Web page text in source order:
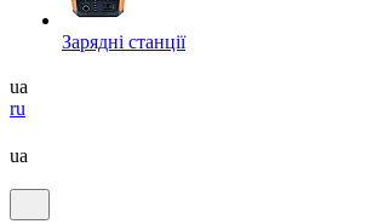
Зарядні станції
ua
ru
ua